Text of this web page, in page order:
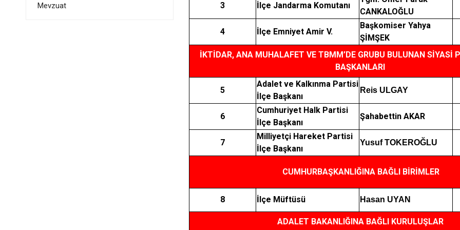
Taşlıçay
Mevzuat 3 İlçe Jandarma Komutanı
CANKALOĞLU
4 İlçe Emniyet Amir V.
Başkomiser Yahya
ŞİMŞEK
İKTİDAR, ANA MUHALAFET VE TBMM’DE GRUBU BULUNAN SİYASİ
BAŞKANLARI
5
Adalet ve Kalkınma Partisi
İlçe Başkanı
Reis ULGAY
6
Cumhuriyet Halk Partisi
İlçe Başkanı
Şahabettin AKAR
7
Milliyetçi Hareket Partisi
İlçe Başkanı
Yusuf TOKEROĞLU
CUMHURBAŞKANLIĞINA BAĞLI BİRİMLER
8 İlçe Müftüsü Hasan UYAN
ADALET BAKANLIĞINA BAĞLI KURULUŞLAR